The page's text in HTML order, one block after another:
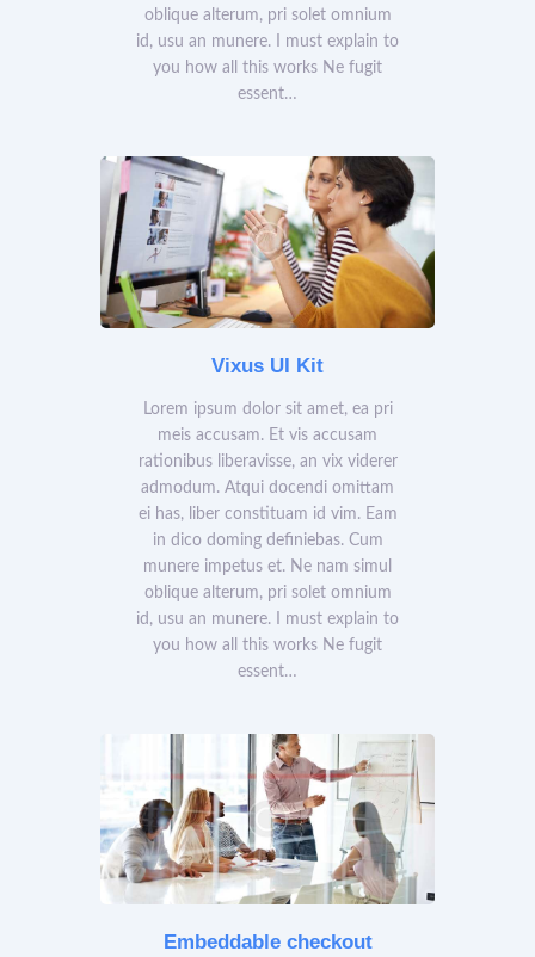
oblique alterum, pri solet omnium
id, usu an munere. I must explain to
you how all this works Ne fugit
essent…
Vixus UI Kit
Lorem ipsum dolor sit amet, ea pri
meis accusam. Et vis accusam
rationibus liberavisse, an vix viderer
admodum. Atqui docendi omittam
ei has, liber constituam id vim. Eam
in dico doming definiebas. Cum
munere impetus et. Ne nam simul
oblique alterum, pri solet omnium
id, usu an munere. I must explain to
you how all this works Ne fugit
essent…
Embeddable checkout